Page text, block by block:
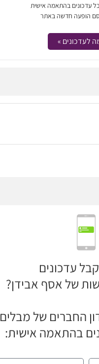
עדכונים בהתאמה אישית
הופעה חדשה באתר
לעדכונים »
עדכונים
של אסף אבידן?
החברים של מבלים
בהתאמה אישית: